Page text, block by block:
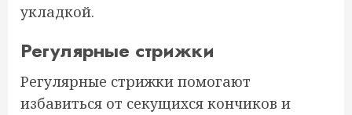
укладкой.
Регулярные стрижки
Регулярные стрижки помогают
избавиться от секущихся кончиков и